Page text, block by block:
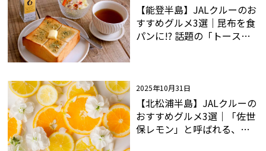
【能登半島】JALクルーのお
すすめグルメ3選｜昆布を食
パンに!? 話題の「トースト
2025年10月31日
【北松浦半島】JALクルーの
おすすめグルメ3選｜「佐世
保レモン」と呼ばれる、幻